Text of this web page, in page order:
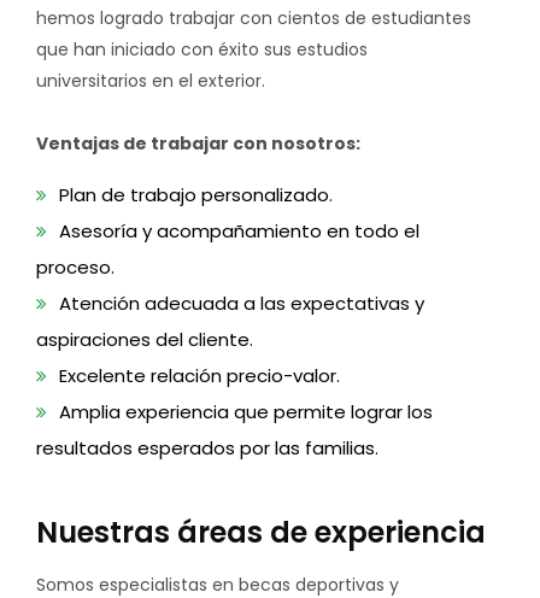
hemos logrado trabajar con cientos de estudiantes
que han iniciado con éxito sus estudios
universitarios en el exterior.
Ventajas de trabajar con nosotros:
Plan de trabajo personalizado.
Asesoría y acompañamiento en todo el
proceso.
Atención adecuada a las expectativas y
aspiraciones del cliente.
Excelente relación precio-valor.
Amplia experiencia que permite lograr los
resultados esperados por las familias.
Nuestras áreas de experiencia
Somos especialistas en becas deportivas y